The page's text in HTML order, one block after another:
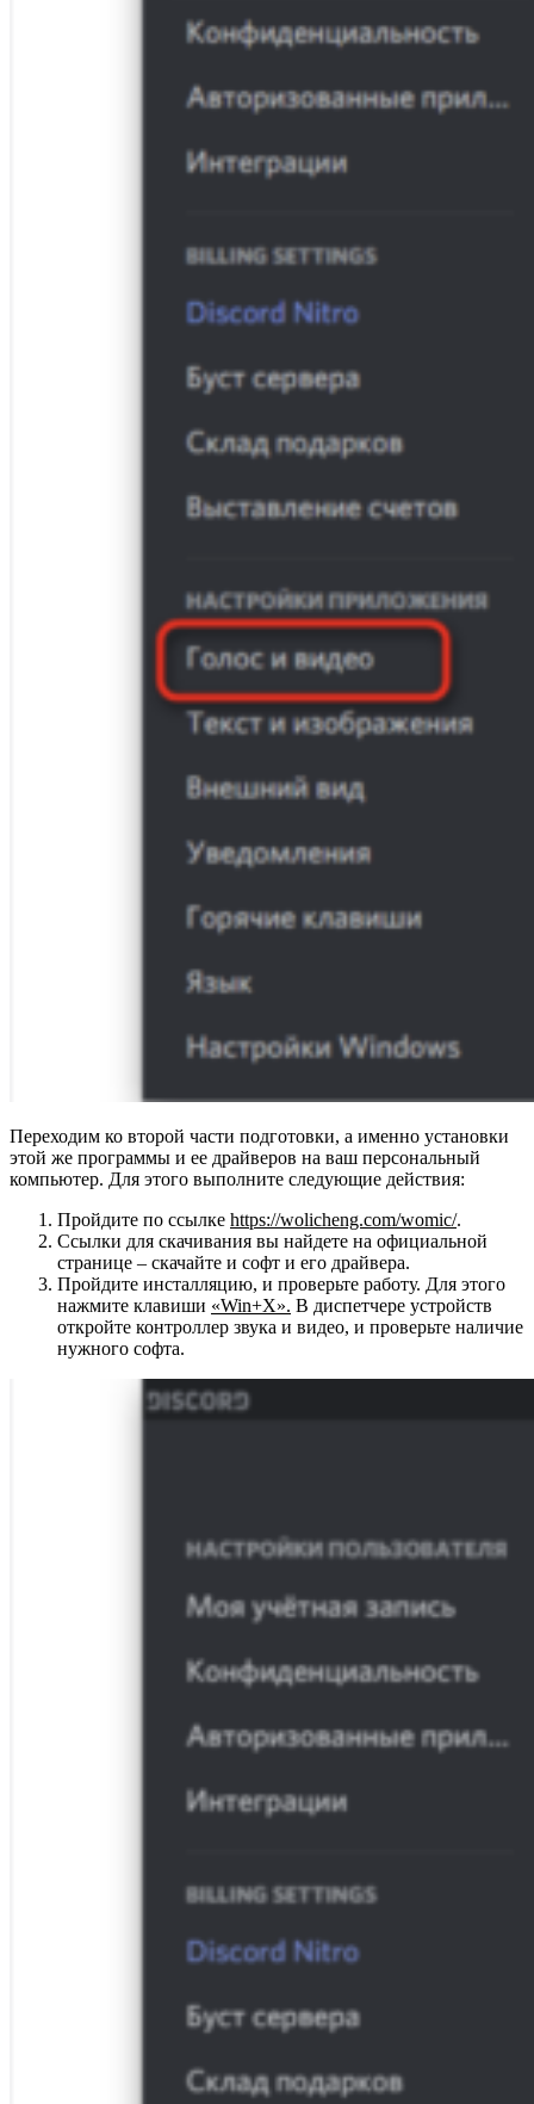
Переходим ко второй части подготовки, а именно установки
этой же программы и ее драйверов на ваш персональный
компьютер. Для этого выполните следующие действия:
Пройдите по ссылке https://wolicheng.com/womic/.
Ссылки для скачивания вы найдете на официальной
странице – скачайте и софт и его драйвера.
Пройдите инсталляцию, и проверьте работу. Для этого
нажмите клавиши «Win+X». В диспетчере устройств
откройте контроллер звука и видео, и проверьте наличие
нужного софта.